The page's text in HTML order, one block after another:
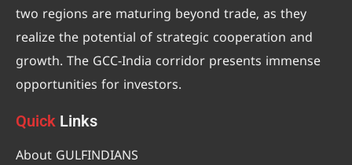
two regions are maturing beyond trade, as they
realize the potential of strategic cooperation and
growth. The GCC-India corridor presents immense
opportunities for investors.
Quick Links
About GULFINDIANS